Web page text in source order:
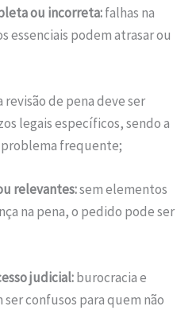
ou incorreta:falhas na
essenciais podem atrasar ou
revisão de pena deve ser
legais específicos, sendo a
problema frequente;
relevantes:sem elementos
na pena, o pedido pode ser
judicial:burocracia e
confusos para quem não